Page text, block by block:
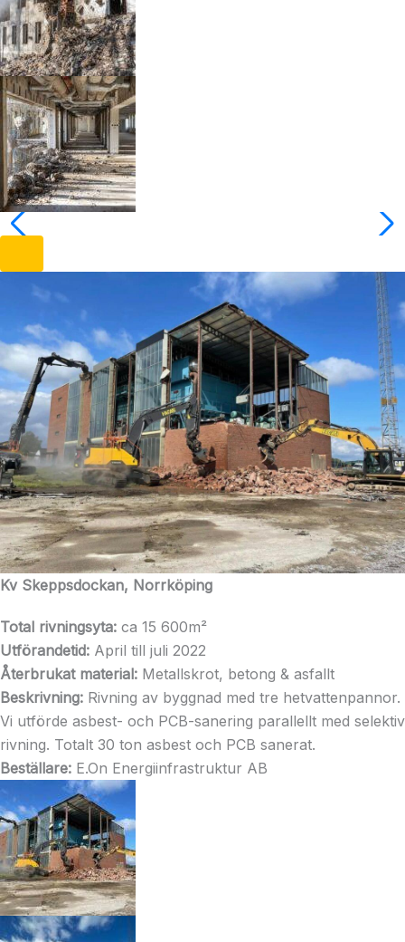
Kv Skeppsdockan, Norrköping
Total rivningsyta: ca 15 600m²
Utförandetid: April till juli 2022
Återbrukat material: Metallskrot, betong & asfallt
Beskrivning: Rivning av byggnad med tre hetvattenpannor.
Vi utförde asbest- och PCB-sanering parallellt med selektiv
rivning. Totalt 30 ton asbest och PCB sanerat.
Beställare: E.On Energiinfrastruktur AB